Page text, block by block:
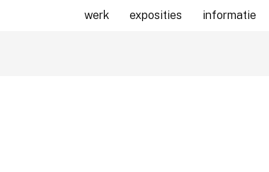
werk exposities informatie